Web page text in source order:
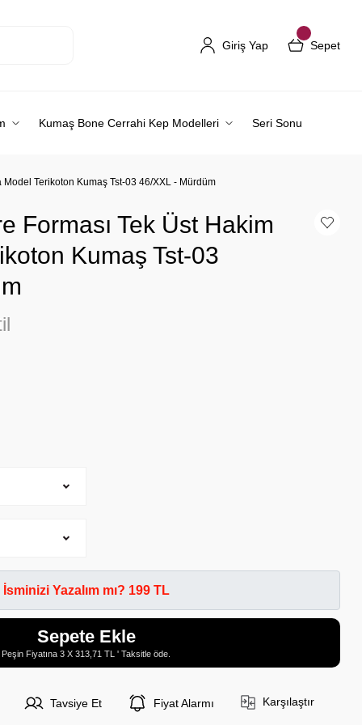
Giriş Yap Sepet
Kumaş Bone Cerrahi Kep Modelleri Seri Sonu
Terikoton Kumaş Tst-03 46/XXL - Mürdüm
Forması Tek Üst Hakim
Kumaş Tst-03
İsminizi Yazalım mı? 199 TL
Sepete Ekle
Peşin Fiyatına 3 X 313,71 TL ' Taksitle öde.
Tavsiye Et Fiyat Alarmı Karşılaştır